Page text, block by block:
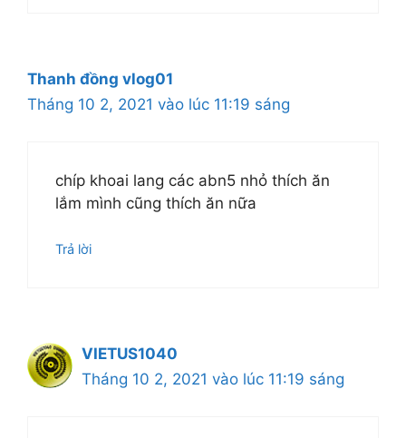
Thanh đồng vlog01
Tháng 10 2, 2021 vào lúc 11:19 sáng
chíp khoai lang các abn5 nhỏ thích ăn
lắm mình cũng thích ăn nữa
Trả lời
VIETUS1040
Tháng 10 2, 2021 vào lúc 11:19 sáng